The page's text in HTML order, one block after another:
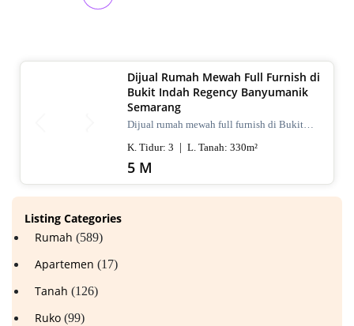
Dijual Rumah Mewah Full Furnish di
Bukit Indah Regency Banyumanik
Semarang
Dijual rumah mewah full furnish di Bukit
LT/LB 330 m², SHM, siap huni, lokasi
premium. Harga 5 M nego
K. Tidur: 3 L. Tanah: 330m²
5 M
Listing Categories
Rumah (589)
Apartemen (17)
Tanah (126)
Ruko (99)